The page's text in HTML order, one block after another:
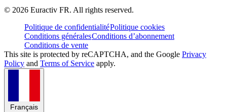
© 2026 Euractiv FR. All rights reserved.
Politique de confidentialitéPolitique cookies
Conditions généralesConditions d’abonnement
Conditions de vente
This site is protected by reCAPTCHA, and the Google Privacy
Policy and Terms of Service apply.
Français